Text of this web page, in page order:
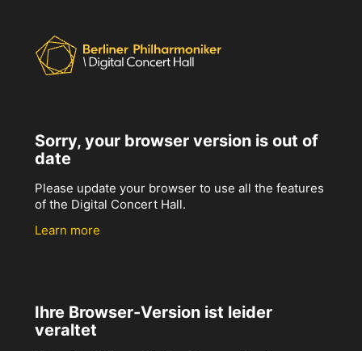
Sorry, your browser version is out of
date
Please update your browser to use all the features
of the Digital Concert Hall.
Learn more
Ihre Browser-Version ist leider
veraltet